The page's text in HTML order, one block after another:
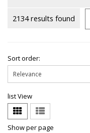
2134 results found
Sort order:
list View
Show per page